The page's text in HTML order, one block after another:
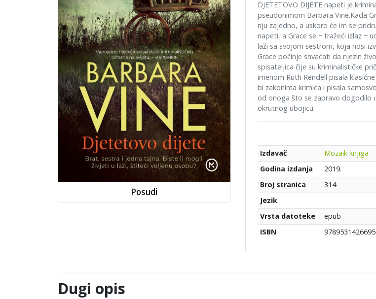
DJETETOVO DIJETE napeti je
pseudonimom Barbara Vine.Kada
nju zajedno, a uskoro će im se
napeti, a Grace se − tražeći izlaz −
laži sa svojom sestrom, koja nosi
Grace počinje shvaćati da njezin
spisateljica čije su kriminalističke
imenom Ruth Rendell pisala
bi zakonima krimića i pisala
od onoga što se zapravo dogodilo
okrutnog ubojicu.
Izdavač
Mozaik knjiga
Godina izdanja
2019.
Broj stranica
314
Jezik
Vrsta datoteke
epub
ISBN
9789531426695
Posudi
Dugi opis